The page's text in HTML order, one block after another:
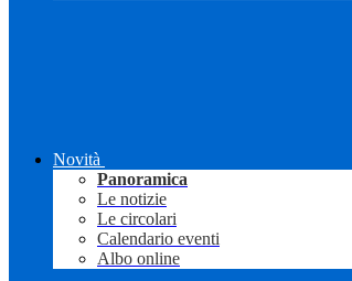
Novità
Panoramica
Le notizie
Le circolari
Calendario eventi
Albo online